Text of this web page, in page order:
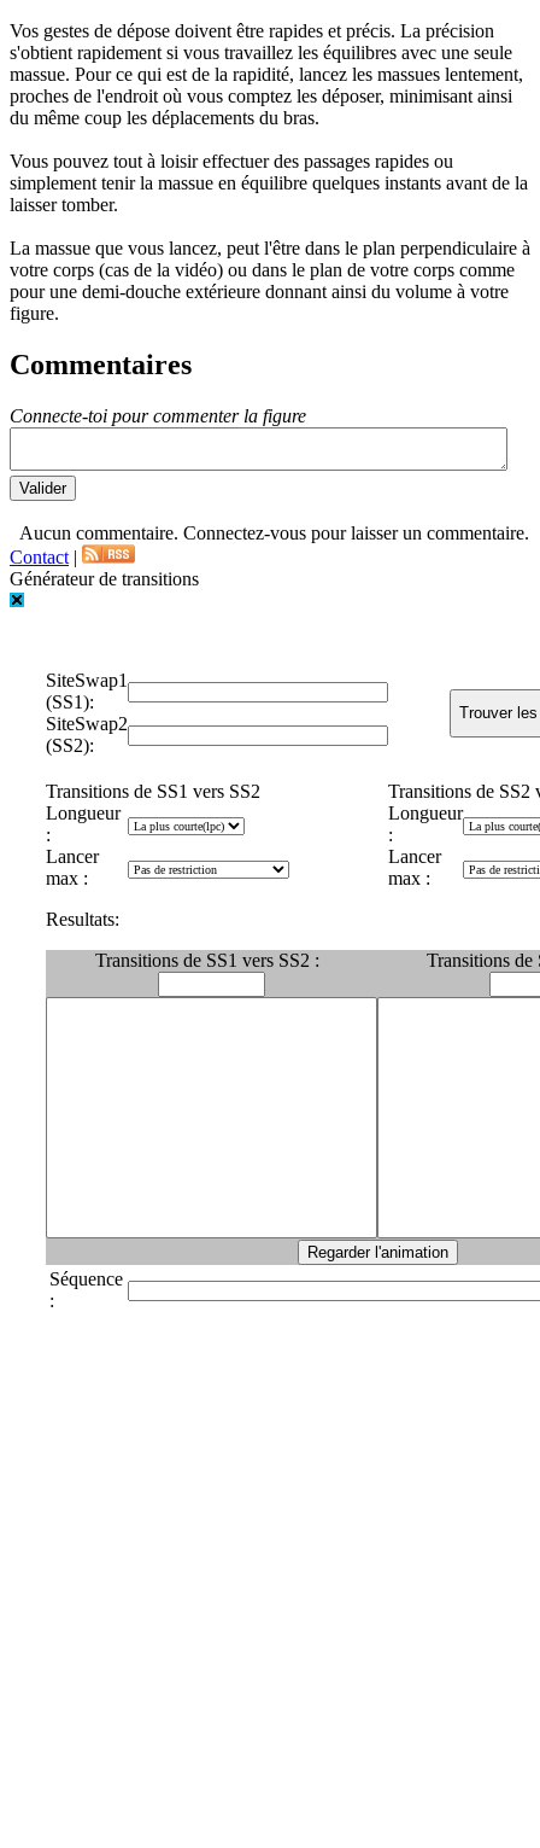
Vos gestes de dépose doivent être rapides et précis. La précision
s'obtient rapidement si vous travaillez les équilibres avec une seule
massue. Pour ce qui est de la rapidité, lancez les massues lentement,
proches de l'endroit où vous comptez les déposer, minimisant ainsi
du même coup les déplacements du bras.
Vous pouvez tout à loisir effectuer des passages rapides ou
simplement tenir la massue en équilibre quelques instants avant de la
laisser tomber.
La massue que vous lancez, peut l'être dans le plan perpendiculaire à
votre corps (cas de la vidéo) ou dans le plan de votre corps comme
pour une demi-douche extérieure donnant ainsi du volume à votre
figure.
Commentaires
Connecte-toi pour commenter la figure
Aucun commentaire. Connectez-vous pour laisser un commentaire.
Contact |
Générateur de transitions
SiteSwap1
(SS1):
SiteSwap2
(SS2):
Transitions de SS1 vers SS2
Transitions de SS2
Longueur
:
Longueur
:
Lancer
max :
Lancer
max :
Resultats:
Transitions de SS1 vers SS2 :
Transitions
Séquence
: